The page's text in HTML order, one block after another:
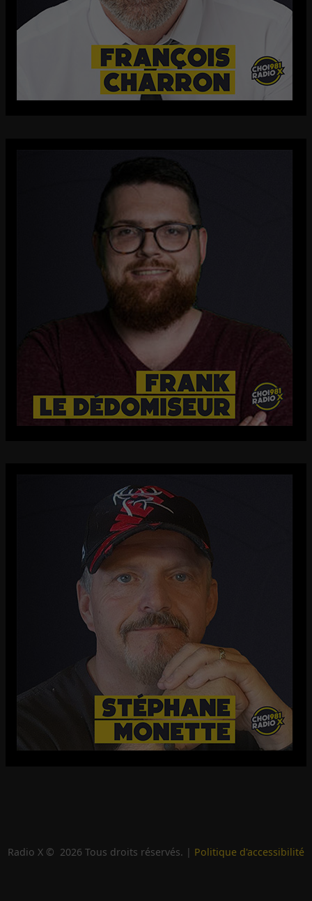
Radio X © 2026 Tous droits réservés. | Politique d'accessibilité